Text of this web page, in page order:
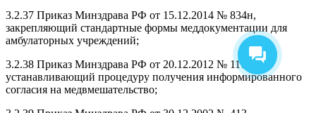
3.2.37 Приказ Минздрава РФ от 15.12.2014 № 834н,
закрепляющий стандартные формы меддокументации для
амбулаторных учреждений;
3.2.38 Приказ Минздрава РФ от 20.12.2012 № 1177н,
устанавливающий процедуру получения информированного
согласия на медвмешательство;